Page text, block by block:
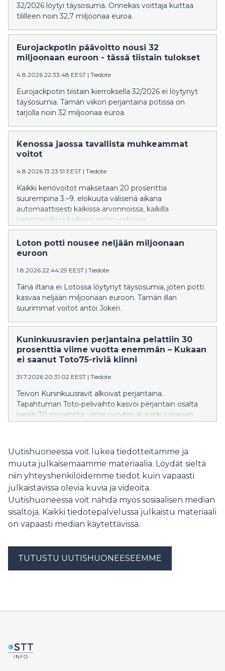
32/2026 löytyi täysosuma. Onnekas voittaja kuittaa
tililleen noin 32,7 miljoonaa euroa.
Eurojackpotin päävoitto nousi 32
miljoonaan euroon - tässä tiistain tulokset
4.8.2026 22:33:48 EEST | Tiedote
Eurojackpotin tiistain kierroksella 32/2026 ei löytynyt
täysosumia. Tämän viikon perjantaina potissa on
tarjolla noin 32 miljoonaa euroa.
Kenossa jaossa tavallista muhkeammat
voitot
4.8.2026 13:23:51 EEST | Tiedote
Kaikki kenovoitot maksetaan 20 prosenttia
suurempina 3.–9. elokuuta välisenä aikana
automaattisesti kaikissa arvonnoissa, kaikilla
kenotasoilla ja kaikissa pelimuodoissa.
Loton potti nousee neljään miljoonaan
euroon
1.8.2026 22:44:29 EEST | Tiedote
Tänä iltana ei Lotossa löytynyt täysosumia, joten potti
kasvaa neljään miljoonaan euroon. Tämän illan
suurimmat voitot antoi Jokeri.
Kuninkuusravien perjantaina pelattiin 30
prosenttia viime vuotta enemmän – Kukaan
ei saanut Toto75-riviä kiinni
31.7.2026 20:31:02 EEST | Tiedote
Teivon Kuninkuusravit alkoivat perjantaina.
Tapahtuman Toto-pelivaihto kasvoi perjantain osalta
peräti 30 prosenttia viime vuoden Kuninkuusravien
Uutishuoneessa voit lukea tiedotteitamme ja
muuta julkaisemaamme materiaalia. Löydät sieltä
niin yhteyshenkilöidemme tiedot kuin vapaasti
julkaistavissa olevia kuvia ja videoita.
Uutishuoneessa voit nähdä myös sosiaalisen median
sisältöjä. Kaikki tiedotepalvelussa julkaistu materiaali
on vapaasti median käytettävissä.
TUTUSTU UUTISHUONEESEEMME